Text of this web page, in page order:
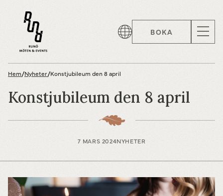
BOKA
Hem/Nyheter/Konstjubileum den 8 april
Konstjubileum den 8 april
7 MARS 2024NYHETER